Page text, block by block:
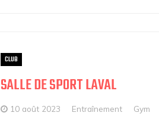
CLUB
SALLE DE SPORT LAVAL
10 août 2023 Entraînement Gym